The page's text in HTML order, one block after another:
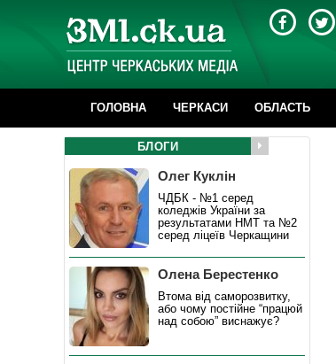
ГОЛОВНА ЧЕРКАСИ ОБЛАСТЬ
БЛОГИ
Олег Куклін
ЧДБК - №1 серед
коледжів України за
результатами НМТ та №2
серед ліцеїв Черкащини
Олена Берестенко
Втома від саморозвитку,
або чому постійне “працюй
над собою” виснажує?